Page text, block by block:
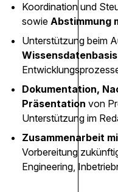
Koordination und
sowie Abstimmung
Unterstützung beim
Wissensdatenbasis
Dokumentation,
Präsentation von
Unterstützung im
Zusammenarbeit
Vorbereitung
Engineering,